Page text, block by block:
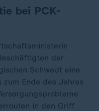
bei PCK-
der
Schwedt eine
Ende des Jahres
in den Griff